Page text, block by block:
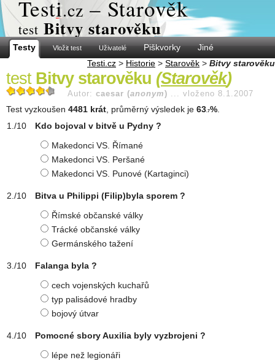
Testi.cz – Starověk
test Bitvy starověku
Testy Vložit test Uživatelé Piškvorky
Jiné
Testi.cz > Historie > Starověk > Bitvy starověku
test Bitvy starověku (Starověk)
Autor: caesar (anonym ) ... vloženo 8.1.2007
Test vyzkoušen 4481 krát , průměrný výsledek je 63 .7%
Kdo bojoval v bitvě u Pydny ?
Makedonci VS. Římané
Makedonci VS. Peršané
Makedonci VS. Punové (Kartaginci)
Bitva u Philippi (Filip)byla sporem ?
Římské občanské války
Trácké občanské války
Germánského tažení
Falanga byla ?
cech vojenských kuchařů
typ palisádové hradby
bojový útvar
Pomocné sbory Auxilia byly vyzbrojeni ?
lépe než legionáři